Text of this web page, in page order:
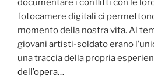
documentare i conflitti con le
fotocamere digitali ci
momento della nostra vita. Al
giovani artisti-soldato erano
una traccia della propria
dell’opera…